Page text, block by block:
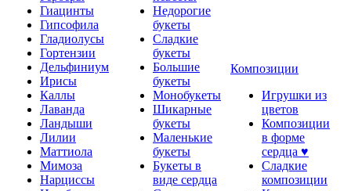
Гиацинты
Гипсофила
Гладиолусы
Гортензии
Дельфиниум
Ирисы
Каллы
Лаванда
Ландыши
Лилии
Маттиола
Мимоза
Нарциссы
Недорогие
букеты
Сладкие
букеты
Большие
букеты
Монобукеты
Шикарные
букеты
Маленькие
букеты
Букеты в
виде сердца
Композиции
Игрушки из
цветов
Композиции
в форме
сердца ♥
Сладкие
композиции